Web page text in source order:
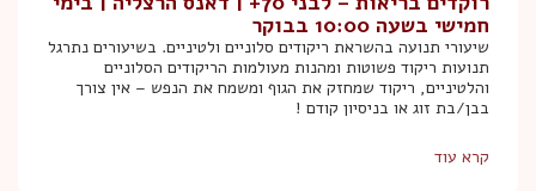
חמישי בשעה 10:00 בבוקר
שיעורי תנועה בהשראת ריקודים סלוניים ולטיניים. בשיעורים נתרגל
תנועות ריקוד פשוטות ומהנות מעולמות הריקודים הסלוניים
והלטיניים, ריקוד שמחזק את הגוף ומשמח את הנפש – אין צורך
בבן/בת זוג או בניסיון קודם !
קרא עוד